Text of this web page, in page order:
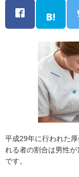
平成29年に行われた
れる者の割合は男性
です。